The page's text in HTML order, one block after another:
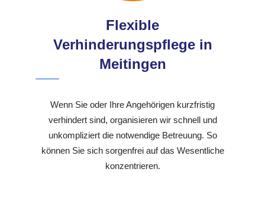
Flexible
Verhinderungspflege in
Meitingen
Wenn Sie oder Ihre Angehörigen kurzfristig
verhindert sind, organisieren wir schnell und
unkompliziert die notwendige Betreuung. So
können Sie sich sorgenfrei auf das Wesentliche
konzentrieren.